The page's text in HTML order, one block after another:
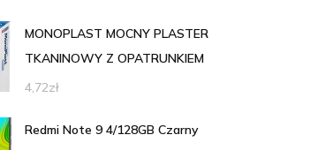
MONOPLAST MOCNY PLASTER
TKANINOWY Z OPATRUNKIEM
4,72zł
Redmi Note 9 4/128GB Czarny